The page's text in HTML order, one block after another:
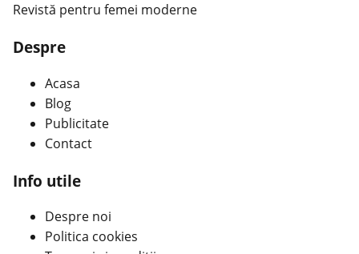
Revistă pentru femei moderne
Despre
Acasa
Blog
Publicitate
Contact
Info utile
Despre noi
Politica cookies